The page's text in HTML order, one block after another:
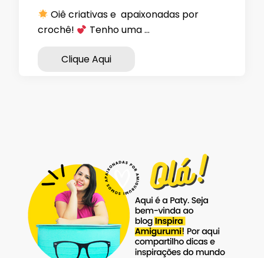
Oiê criativas e apaixonadas por
crochê!
Tenho uma …
Clique Aqui